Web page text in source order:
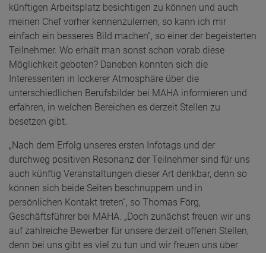
künftigen Arbeitsplatz besichtigen zu können und auch
meinen Chef vorher kennenzulernen, so kann ich mir
einfach ein besseres Bild machen“, so einer der begeisterten
Teilnehmer. Wo erhält man sonst schon vorab diese
Möglichkeit geboten? Daneben konnten sich die
Interessenten in lockerer Atmosphäre über die
unterschiedlichen Berufsbilder bei MAHA informieren und
erfahren, in welchen Bereichen es derzeit Stellen zu
besetzen gibt.
„Nach dem Erfolg unseres ersten Infotags und der
durchweg positiven Resonanz der Teilnehmer sind für uns
auch künftig Veranstaltungen dieser Art denkbar, denn so
können sich beide Seiten beschnuppern und in
persönlichen Kontakt treten“, so Thomas Förg,
Geschäftsführer bei MAHA. „Doch zunächst freuen wir uns
auf zahlreiche Bewerber für unsere derzeit offenen Stellen,
denn bei uns gibt es viel zu tun und wir freuen uns über